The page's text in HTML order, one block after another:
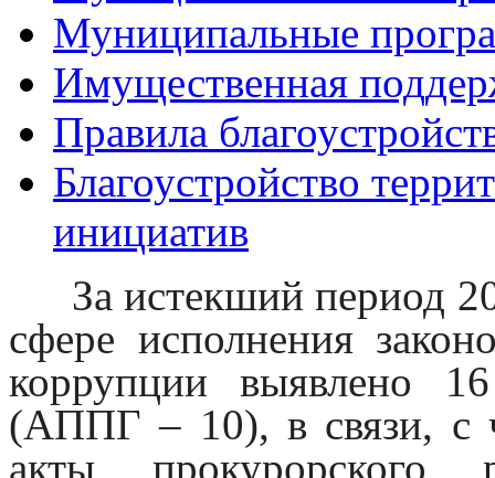
Муниципальные
Имущественная
Правила
Благоустройство
инициатив
За истекший период
сфере исполнения
коррупции выявлено 16
(АППГ – 10), в связи, с
акты прокурорского